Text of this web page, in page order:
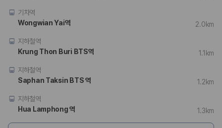
기차역
Wongwian Yai역
2.0km
지하철역
Krung Thon Buri BTS역
1.1km
지하철역
Saphan Taksin BTS 역
1.2km
지하철역
Hua Lamphong 역
1.3km